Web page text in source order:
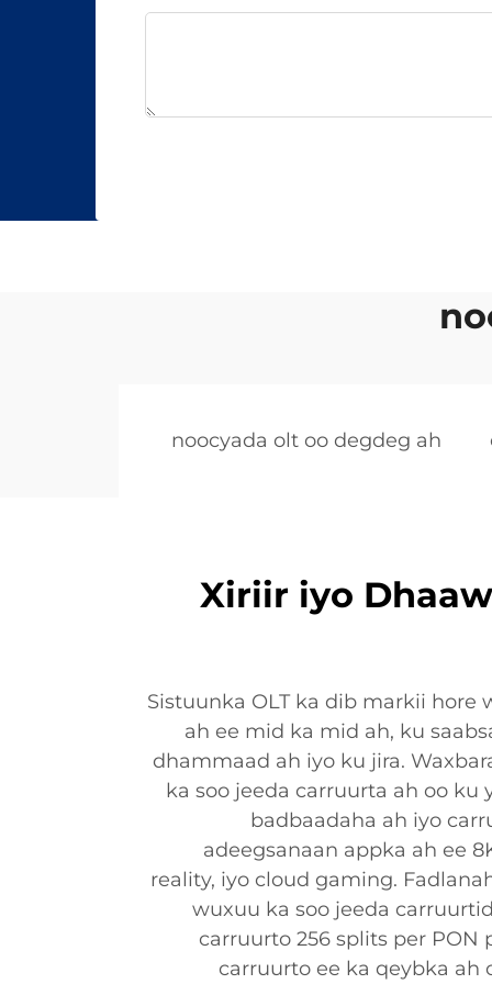
noocyada olt oo degdeg ah
Xiriir iyo
Sistuunka OLT ka dib markii hore
ah ee mid ka mid ah, ku
dhammaad ah iyo ku jira.
ka soo jeeda carruurta ah oo ku
badbaadaha ah iyo
adeegsanaan appka ah ee
reality, iyo cloud gaming.
wuxuu ka soo jeeda
carruurto 256 splits per PON
carruurto ee ka qeybka ah